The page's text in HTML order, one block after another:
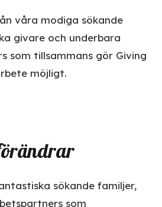
våra modiga sökande
givare och underbara
som tillsammans gör Giving
möjligt.
sökande familjer,
som